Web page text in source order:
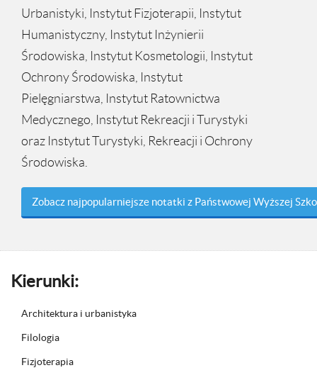
Urbanistyki, Instytut Fizjoterapii, Instytut
Humanistyczny, Instytut Inżynierii
Środowiska, Instytut Kosmetologii, Instytut
Ochrony Środowiska, Instytut
Pielęgniarstwa, Instytut Ratownictwa
Medycznego, Instytut Rekreacji i Turystyki
oraz Instytut Turystyki, Rekreacji i Ochrony
Środowiska.
Zobacz najpopularniejsze notatki z Państwowej Wyższej
Kierunki:
Architektura i urbanistyka
Filologia
Fizjoterapia